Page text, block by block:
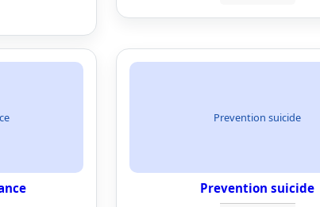
Prevention suicide
Prevention suicide